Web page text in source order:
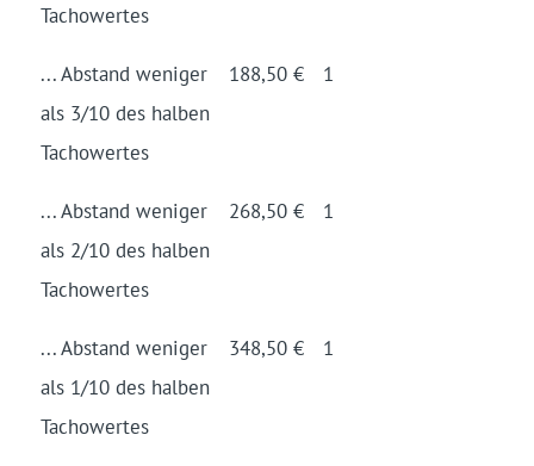
Tacho­wertes
... Abstand weniger
als 3/10 des halben
Tacho­wertes
188,50 € 1
... Abstand weniger
als 2/10 des halben
Tacho­wertes
268,50 € 1
... Abstand weniger
als 1/10 des halben
Tacho­wertes
348,50 € 1